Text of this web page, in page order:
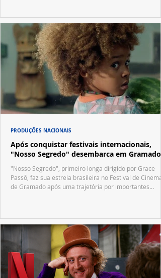
Após conquistar festivais internacionais,
"Nosso Segredo" desembarca em Gramado
"Nosso Segredo", primeiro longa dirigido por Grace
Passô, faz sua estreia brasileira no Festival de Cinema
de Gramado após uma trajetória por importantes
PRODUÇÕES NACIONAIS